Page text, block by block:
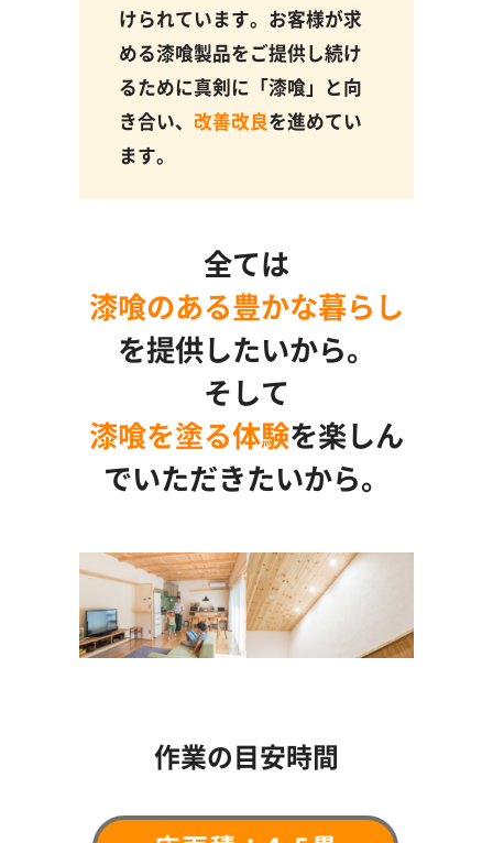
けられています。お客様が求
める漆喰製品をご提供し続け
るために真剣に「漆喰」と向
き合い、 改善改良を進めてい
ます。
全ては
漆喰のある豊かな暮らし
を提供したいから。
そして
漆喰を塗る体験を楽しん
でいただきたいから。
作業の目安時間